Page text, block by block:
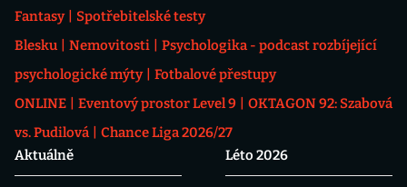
Fantasy
Spotřebitelské testy
Blesku
Nemovitosti
Psychologika - podcast rozbíjející
psychologické mýty
Fotbalové přestupy
ONLINE
Eventový prostor Level 9
OKTAGON 92: Szabová
vs. Pudilová
Chance Liga 2026/27
Aktuálně
Léto 2026